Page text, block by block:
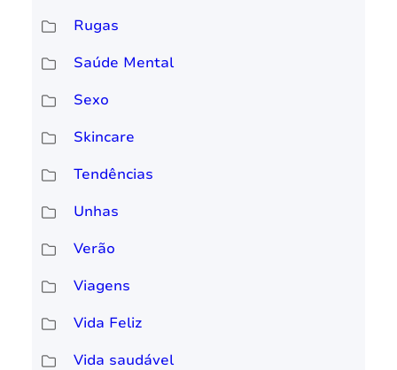
Rugas
Saúde Mental
Sexo
Skincare
Tendências
Unhas
Verão
Viagens
Vida Feliz
Vida saudável